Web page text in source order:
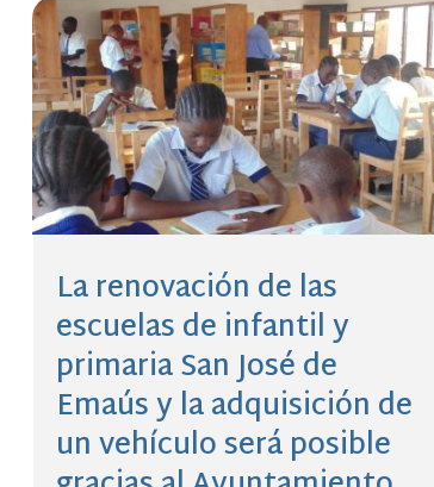
La renovación de las
escuelas de infantil y
primaria San José de
Emaús y la adquisición de
un vehículo será posible